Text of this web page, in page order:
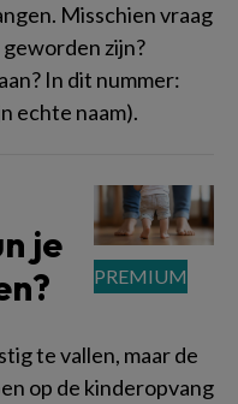
Misschien vraag
zijn?
In dit nummer:
echte naam).
je
te vallen, maar de
op de kinderopvang